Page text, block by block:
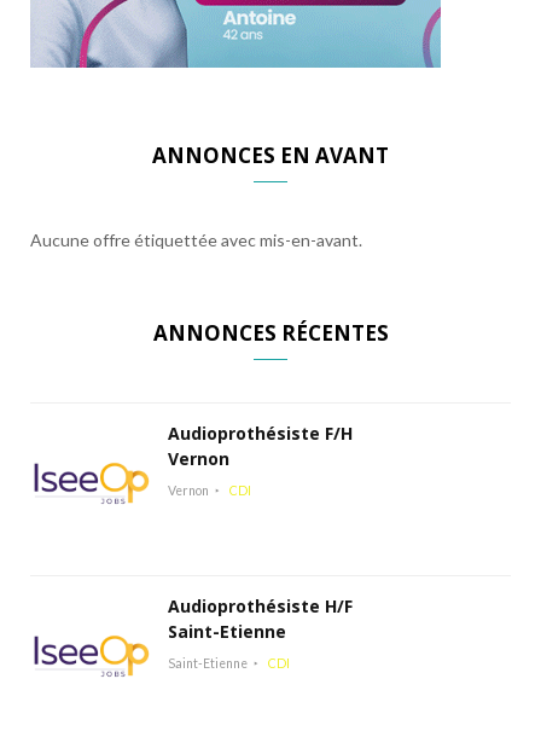
ANNONCES EN AVANT
Aucune offre étiquettée avec mis-en-avant.
ANNONCES RÉCENTES
Audioprothésiste F/H
Vernon
Vernon CDI
Audioprothésiste H/F
Saint-Etienne
Saint-Etienne CDI